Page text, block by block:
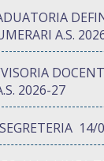
A.S.
2026-27